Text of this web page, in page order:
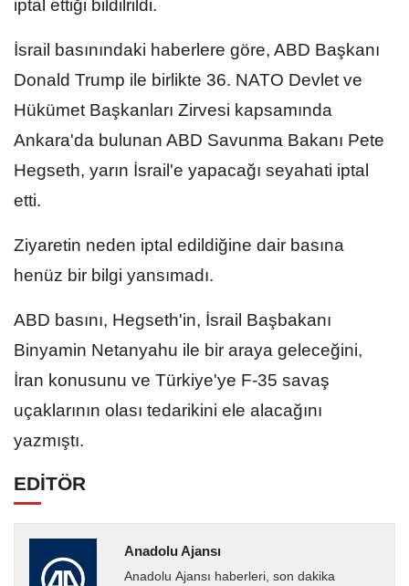
iptal ettiği bildilrildi.
İsrail basınındaki haberlere göre, ABD Başkanı
Donald Trump ile birlikte 36.⁠ ⁠NATO Devlet ve
Hükümet Başkanları Zirvesi kapsamında
Ankara'da bulunan ABD Savunma Bakanı Pete
Hegseth, yarın İsrail'e yapacağı seyahati iptal
etti.
Ziyaretin neden iptal edildiğine dair basına
henüz bir bilgi yansımadı.
ABD basını, Hegseth'in, İsrail Başbakanı
Binyamin Netanyahu ile bir araya geleceğini,
İran konusunu ve Türkiye'ye F-35 savaş
uçaklarının olası tedarikini ele alacağını
yazmıştı.
EDİTÖR
Anadolu Ajansı
Anadolu Ajansı haberleri, son dakika